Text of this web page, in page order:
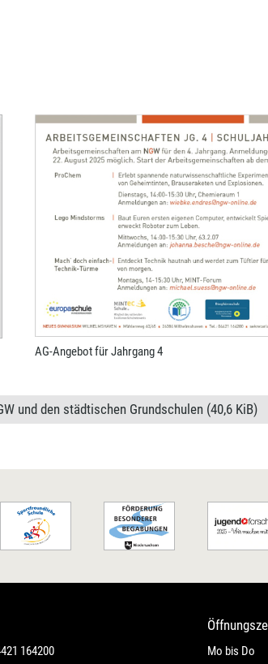
AG-Angebot für Jahrgang 4
und den städtischen Grundschulen (40,6 KiB)
164200
Mo bis Do